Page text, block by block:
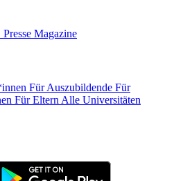
Presse Magazine
Für Auszubildende Für
Für Eltern Alle Universitäten